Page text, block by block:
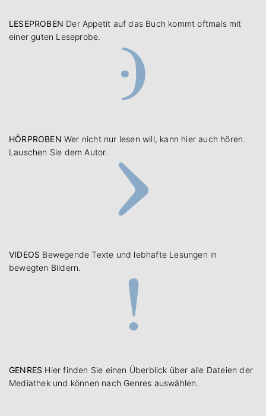
LESEPROBEN Der Appetit auf das Buch kommt oftmals mit
einer guten Leseprobe.
HÖRPROBEN Wer nicht nur lesen will, kann hier auch hören.
Lauschen Sie dem Autor.
VIDEOS Bewegende Texte und lebhafte Lesungen in
bewegten Bildern.
GENRES Hier finden Sie einen Überblick über alle Dateien der
Mediathek und können nach Genres auswählen.